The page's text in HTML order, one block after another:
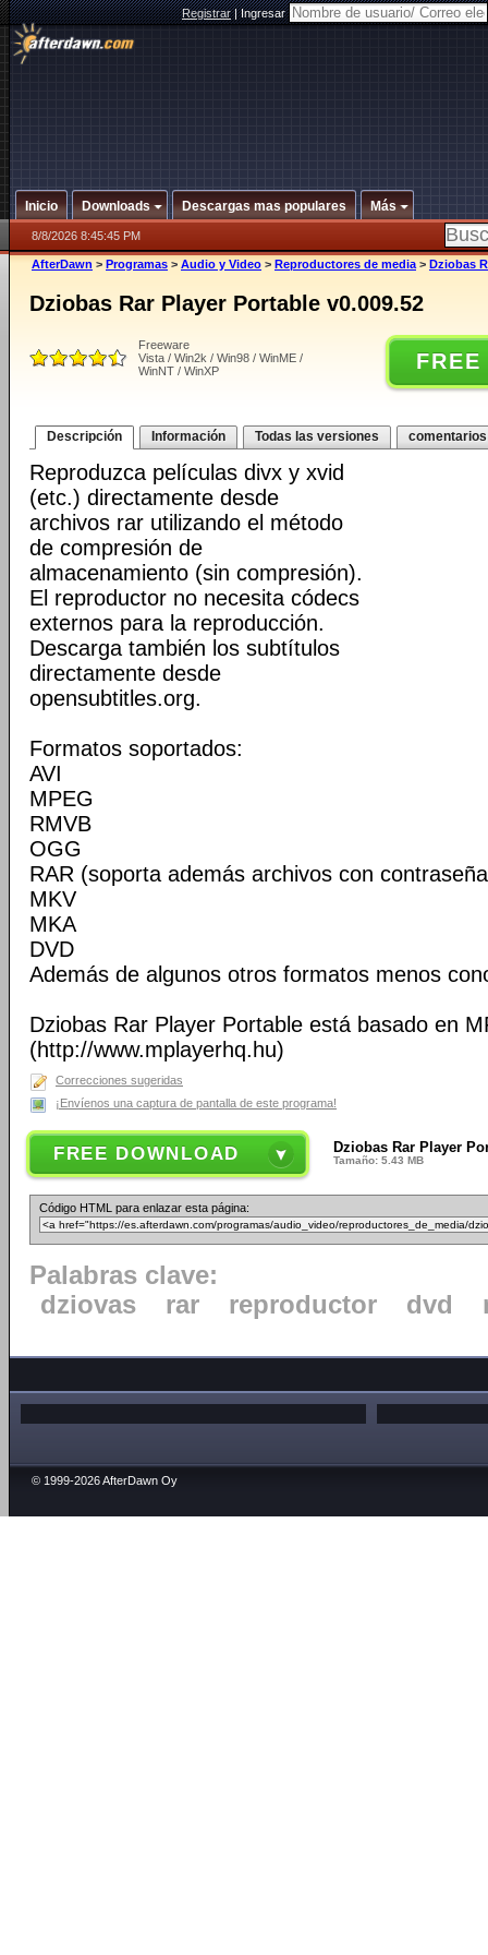
Registrar|Ingresar
Inicio Downloads Descargas mas populares Más
8/8/2026 8:45:45 PM
AfterDawn > Programas > Audio y Video > Reproductores de media > Dziobas
Dziobas Rar Player Portable v0.009.52
Freeware
Vista / Win2k / Win98 / WinME /
WinNT / WinXP
Descripción Información Todas las versiones comentarios
Reproduzca películas divx y xvid
(etc.) directamente desde
archivos rar utilizando el método
de compresión de
almacenamiento (sin compresión).
El reproductor no necesita códecs
externos para la reproducción.
Descarga también los subtítulos
directamente desde
opensubtitles.org.
Formatos soportados:
AVI
MPEG
RMVB
OGG
RAR (soporta además archivos con
MKV
MKA
DVD
Además de algunos otros formatos menos
Dziobas Rar Player Portable está basado en
(http://www.mplayerhq.hu)
Correcciones sugeridas
¡Envíenos una captura de pantalla de este programa!
FREE DOWNLOAD Dziobas Rar Player
Tamaño: 5.43 MB
Código HTML para enlazar esta página:
Palabras clave:
dziovas
rar reproductor dvd
© 1999-2026 AfterDawn Oy